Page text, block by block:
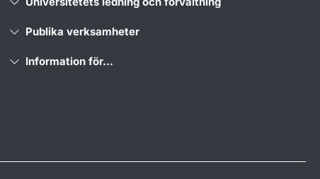
Publika verksamheter
Information för...